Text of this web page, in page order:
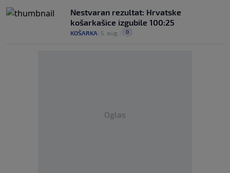
Nestvaran rezultat: Hrvatske
košarkašice izgubile 100:25
KOŠARKA 5. aug. 0
Oglas